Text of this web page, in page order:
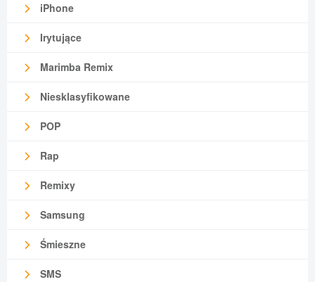
iPhone
Irytujące
Marimba Remix
Niesklasyfikowane
POP
Rap
Remixy
Samsung
Śmieszne
SMS